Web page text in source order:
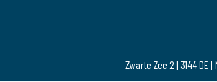
Zwarte Zee 2 | 3144 DE |